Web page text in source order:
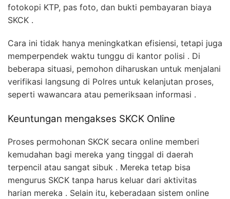
fotokopi KTP, pas foto, dan bukti pembayaran biaya
SKCK .
Cara ini tidak hanya meningkatkan efisiensi, tetapi juga
memperpendek waktu tunggu di kantor polisi . Di
beberapa situasi, pemohon diharuskan untuk menjalani
verifikasi langsung di Polres untuk kelanjutan proses,
seperti wawancara atau pemeriksaan informasi .
Keuntungan mengakses SKCK Online
Proses permohonan SKCK secara online memberi
kemudahan bagi mereka yang tinggal di daerah
terpencil atau sangat sibuk . Mereka tetap bisa
mengurus SKCK tanpa harus keluar dari aktivitas
harian mereka . Selain itu, keberadaan sistem online